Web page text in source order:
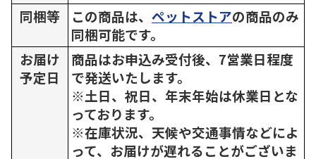
同梱等
この商品は、 ペットストアの商品のみ
同梱可能です。
お届け
予定日
商品はお申込み受付後、7営業日程度
で発送いたします。
※土日、祝日、年末年始は休業日とな
っております。
※在庫状況、天候や交通事情などによ
って、お届けが遅れることがございま